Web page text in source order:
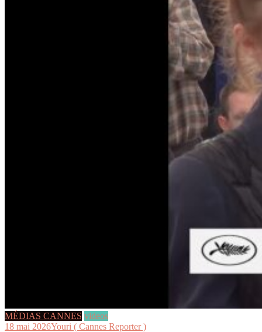
MÉDIAS CANNES videos
18 mai 2026Youri ( Cannes Reporter )